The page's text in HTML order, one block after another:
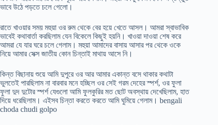
ভাবে উঠে পড়তে চলে গেলো।
রাতে খাওয়ার সময় মহুয়া ওর রুম থেকে বের হয়ে খেতে আসল। আমরা স্বাভাবিক
ভাবেই কথাবার্তা করছিলাম যেন বিকেলে কিছুই হয়নি। খাওয়া দাওয়া শেষ করে
আমরা যে যার ঘরে চলে গেলাম। মহুয়া আমাদের বাসায় আসার পর থেকে ওকে
নিয়ে আমার সেক্স জাতীয় কোন চিন্তাই মাথায় আসে নি।
কিন্ত বিছানায় শুয়ে আমি দুপুরে ওর আর আমার একান্ত বসে থাকার কথাটা
ভুলতেই পারছিলাম না বারবার মনে হচ্ছিল ওর সেই গরম দেহের স্পর্শ, ওর ফুলা
ফুলা দুদ দুটোর স্পর্শ যেগুলো আমি ফুলকুরির মত ছোট অবস্থায় দেখেছিলাম, হাত
দিয়ে ধরেছিলাম। এইসব চিন্তা করতে করতে আমি ঘুমিয়ে গেলাম। bengali
choda chudi golpo